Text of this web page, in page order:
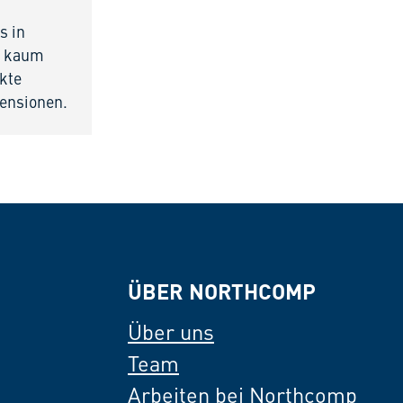
in
kaum
ÜBER NORTHCOMP
Über uns
Team
Arbeiten bei Northcomp